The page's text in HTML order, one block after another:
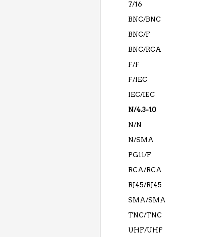
7/16
BNC/BNC
BNC/F
BNC/RCA
F/F
F/IEC
IEC/IEC
N/4.3-10
N/N
N/SMA
PG11/F
RCA/RCA
RJ45/RJ45
SMA/SMA
TNC/TNC
UHF/UHF